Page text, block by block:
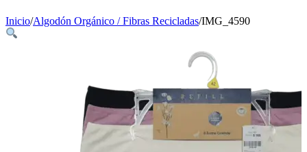
Inicio/Algodón Orgánico / Fibras Recicladas/IMG_4590